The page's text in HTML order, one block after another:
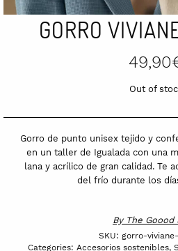
GORRO
49,90
Out of
Gorro de punto unisex tejido y
en un taller de Igualada con una
lana y acrílico de gran calidad. Te
del frío durante los
By The Goood
SKU: gorro-
Categories: Accesorios sostenibles,